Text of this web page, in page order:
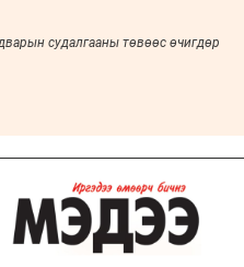
судалгааны төвөөс өчигдөр